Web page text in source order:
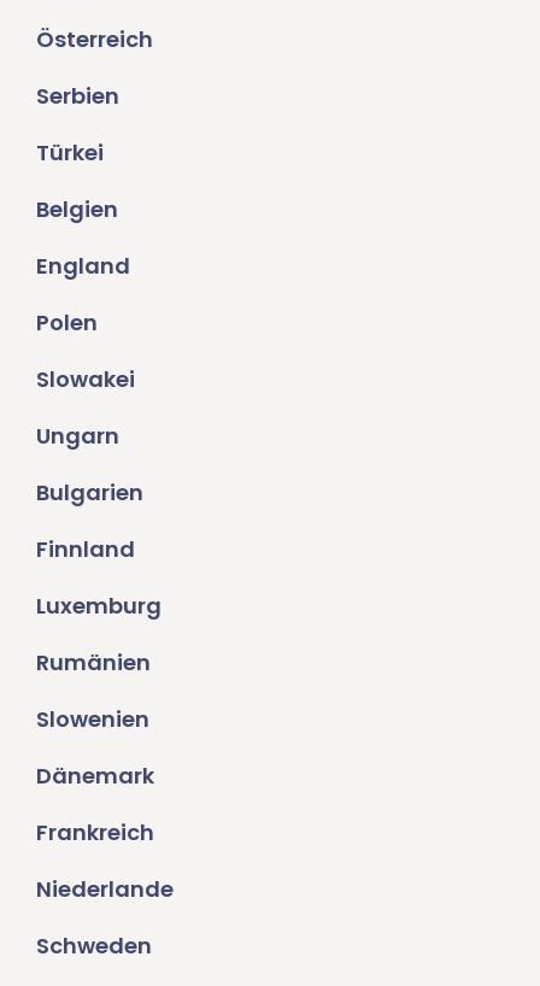
Österreich
Serbien
Türkei
Belgien
England
Polen
Slowakei
Ungarn
Bulgarien
Finnland
Luxemburg
Rumänien
Slowenien
Dänemark
Frankreich
Niederlande
Schweden